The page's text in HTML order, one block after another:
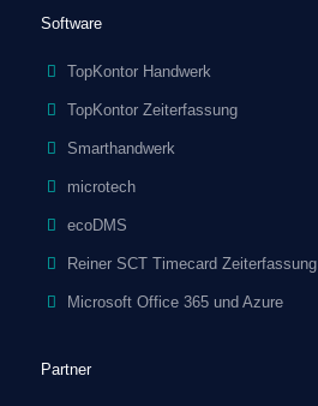
Software
TopKontor Handwerk
TopKontor Zeiterfassung
Smarthandwerk
microtech
ecoDMS
Reiner SCT Timecard Zeiterfassung
Microsoft Office 365 und Azure
Partner